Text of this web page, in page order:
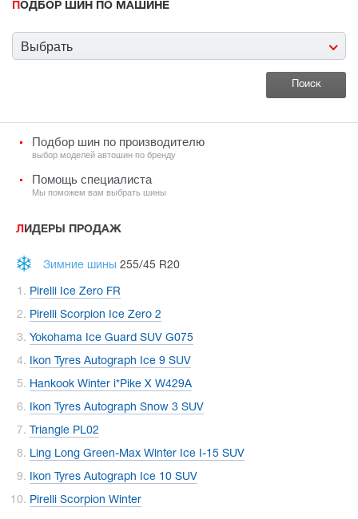
ПОДБОР ШИН ПО МАШИНЕ
Выбрать
Подбор шин по производителю
выбор моделей автошин по бренду
Помощь специалиста
Мы поможем вам выбрать шины
ЛИДЕРЫ ПРОДАЖ
Зимние шины 255/45 R20
Pirelli Ice Zero FR
Pirelli Scorpion Ice Zero 2
Yokohama Ice Guard SUV G075
Ikon Tyres Autograph Ice 9 SUV
Hankook Winter i*Pike X W429A
Ikon Tyres Autograph Snow 3 SUV
Triangle PL02
Ling Long Green-Max Winter Ice I-15 SUV
Ikon Tyres Autograph Ice 10 SUV
Pirelli Scorpion Winter